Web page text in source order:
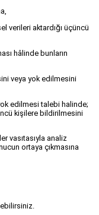
verileri aktardığı üçüncü
hâlinde bunların
veya yok edilmesini
edilmesi talebi halinde;
kişilere bildirilmesini
vasıtasıyla analiz
ortaya çıkmasına